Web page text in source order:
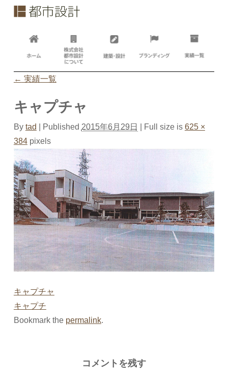
← 実績一覧
キャプチャ
By tad Published 2015年6月29日 | Full size is 625 ×
384pixels
キャプチャ
キャプチ
Bookmark the permalink.
コメントを残す